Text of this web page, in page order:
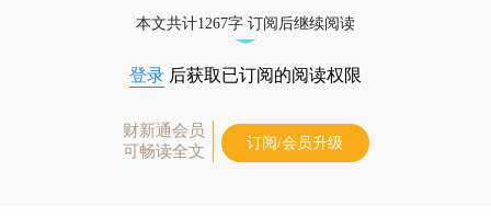
本文共计1267字 订阅后继续阅读
登录 后获取已订阅的阅读权限
财新通会员
可畅读全文
订阅/会员升级